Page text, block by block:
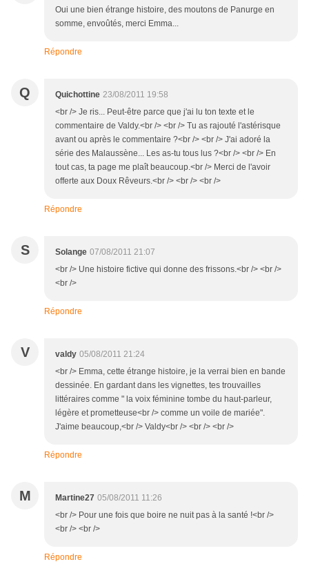
Oui une bien étrange histoire, des moutons de Panurge en
somme, envoûtés, merci Emma...
Répondre
Q Quichottine 23/08/2011 19:58
<br /> Je ris... Peut-être parce que j'ai lu ton texte et le
commentaire de Valdy.<br /> <br /> Tu as rajouté l'astérisque
avant ou après le commentaire ?<br /> <br /> J'ai adoré la
série des Malaussène... Les as-tu tous lus ?<br /> <br /> En
tout cas, ta page me plaît beaucoup.<br /> Merci de l'avoir
offerte aux Doux Rêveurs.<br /> <br /> <br />
Répondre
S Solange 07/08/2011 21:07
<br /> Une histoire fictive qui donne des frissons.<br /> <br />
<br />
Répondre
V valdy 05/08/2011 21:24
<br /> Emma, cette étrange histoire, je la verrai bien en bande
dessinée. En gardant dans les vignettes, tes trouvailles
littéraires comme " la voix féminine tombe du haut-parleur,
légère et prometteuse<br /> comme un voile de mariée".
J'aime beaucoup,<br /> Valdy<br /> <br /> <br />
Répondre
M Martine27 05/08/2011 11:26
<br /> Pour une fois que boire ne nuit pas à la santé !<br />
<br /> <br />
Répondre